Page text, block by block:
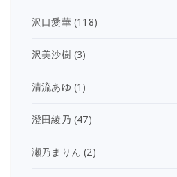
沢口愛華(118)
沢美沙樹(3)
清流あゆ (1)
澄田綾乃 (47)
瀬乃まりん (2)